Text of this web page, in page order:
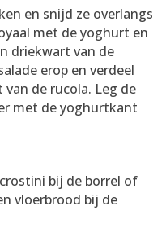
en snijd ze overlangs
met de yoghurt en
driekwart van de
erop en verdeel
de rucola. Leg de
met de yoghurtkant
bij de borrel of
vloerbrood bij de